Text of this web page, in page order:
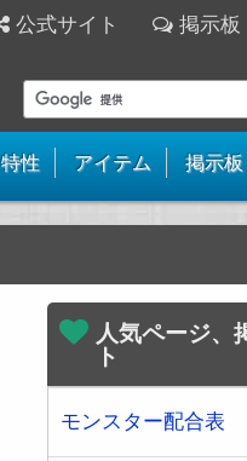
公式サイト 掲示板
特性 アイテム 掲示板
人気ページ、
ト
モンスター配合表